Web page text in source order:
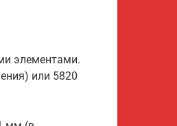
элементами.
или 5820